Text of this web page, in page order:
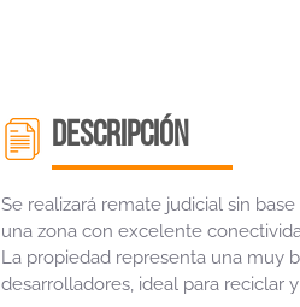
descripción
Se realizará remate judicial sin
una zona con excelente
La propiedad representa una muy
desarrolladores, ideal para reciclar